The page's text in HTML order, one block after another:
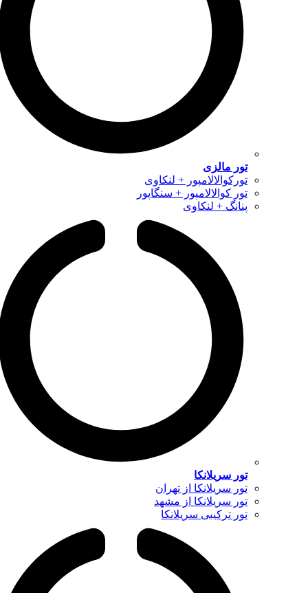
تور مالزی
تورکوالالامپور + لنکاوی
تور کوالالامپور + سنگاپور
پنانگ + لنکاوی
تور سریلانکا
تور سریلانکا از تهران
تور سریلانکا از مشهد
تور ترکیبی سریلانکا